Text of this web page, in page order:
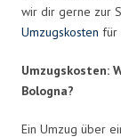
wir dir gerne zur
Umzugskosten für
Umzugskosten:
Bologna?
Ein Umzug über